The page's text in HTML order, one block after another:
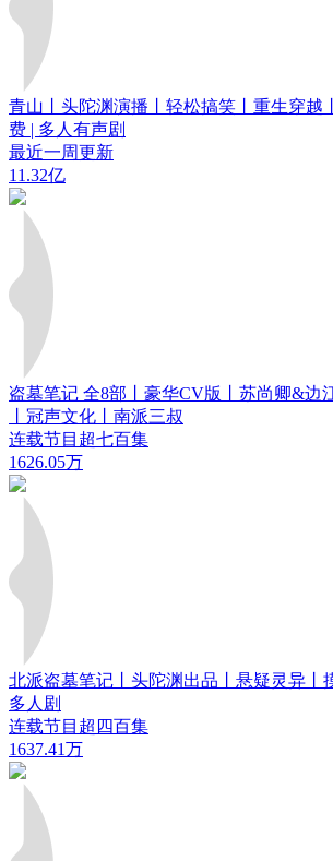
青山丨头陀渊演播丨轻松搞笑丨重生穿越
费 | 多人有声剧
最近一周更新
11.32亿
盗墓笔记 全8部丨豪华CV版丨苏尚卿&边
丨冠声文化丨南派三叔
连载节目超七百集
1626.05万
北派盗墓笔记丨头陀渊出品丨悬疑灵异丨
多人剧
连载节目超四百集
1637.41万